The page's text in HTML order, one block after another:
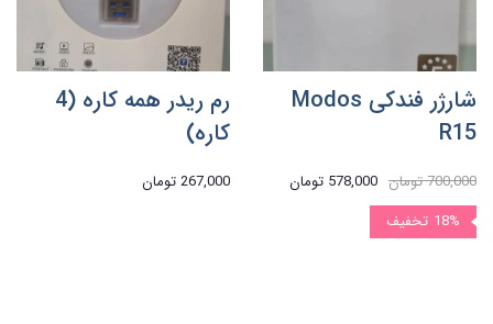
شارژر فندکی Modos
R15
700,000 تومان
578,000 تومان
18% تخفیف
رم ریدر همه کاره (4
کاره)
267,000 تومان